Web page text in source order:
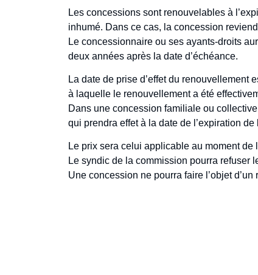
Les concessions sont renouvelables à
inhumé. Dans ce cas, la concession
Le concessionnaire ou ses ayants-droits
deux années après la date d’échéance.
La date de prise d’effet du
à laquelle le renouvellement a été
Dans une concession familiale ou
qui prendra effet à la date de l’expiration
Le prix sera celui applicable au moment de
Le syndic de la commission pourra refuser
Une concession ne pourra faire l’objet